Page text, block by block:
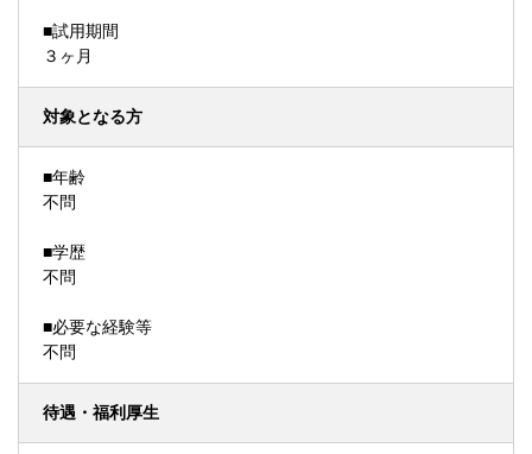
■試用期間
３ヶ月
対象となる方
■年齢
不問
■学歴
不問
■必要な経験等
不問
待遇・福利厚生